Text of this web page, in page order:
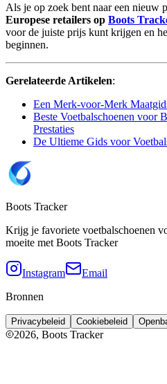
Als je op zoek bent naar een nieuw
Europese retailers op Boots
voor de juiste prijs kunt krijgen en
beginnen.
Gerelateerde Artikelen:
Een Merk-voor-Merk
Beste Voetbalschoenen voor
Prestaties
De Ultieme Gids voor
Boots Tracker
Krijg je favoriete voetbalschoenen
moeite met Boots Tracker
Instagram
Email
Bronnen
Privacybeleid Cookiebeleid
2026, Boots Tracker